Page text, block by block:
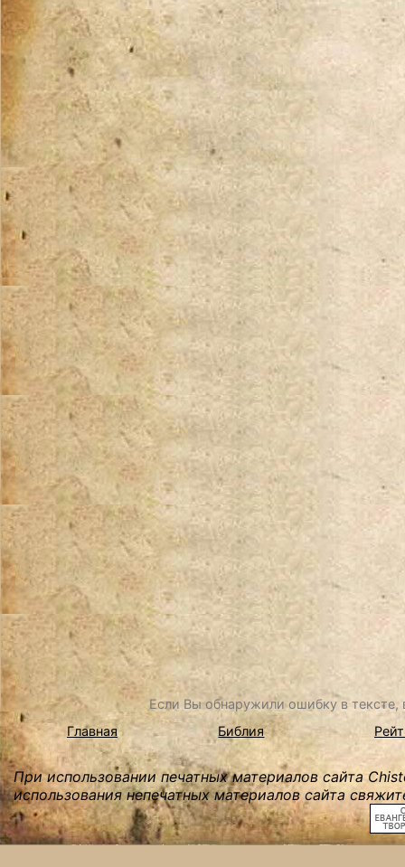
Если Вы обнаружили ошибку в
Главная
Библия
При использовании печатных материалов сайта
использования непечатных материалов сайта